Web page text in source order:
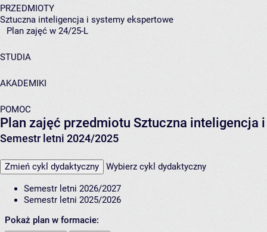
PRZEDMIOTY
Sztuczna inteligencja i systemy ekspertowe
Plan zajęć w 24/25-L
STUDIA
AKADEMIKI
POMOC
Plan zajęć przedmiotu Sztuczna inteligencja
Semestr letni 2024/2025
Zmień cykl dydaktyczny Wybierz cykl dydaktyczny
Semestr letni 2026/2027
Semestr letni 2025/2026
Pokaż plan w formacie: